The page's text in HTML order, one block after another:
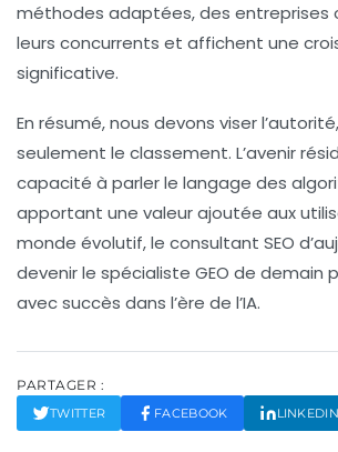
méthodes adaptées, des entreprises
leurs concurrents et affichent une
significative.
En résumé, nous devons viser l’autorité
seulement le classement. L’avenir
capacité à parler le langage des
apportant une valeur ajoutée aux
monde évolutif, le consultant SEO
devenir le spécialiste GEO de demain
avec succès dans l’ère de l’IA.
PARTAGER :
TWITTER FACEBOOK LINKEDIN